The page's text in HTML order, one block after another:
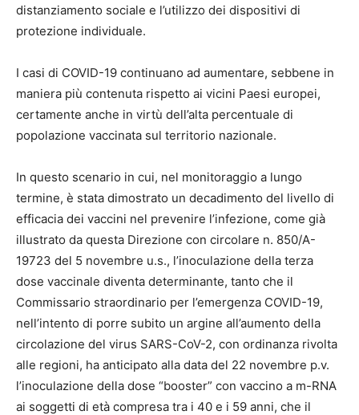
distanziamento sociale e l’utilizzo dei dispositivi di
protezione individuale.
I casi di COVID-19 continuano ad aumentare, sebbene in
maniera più contenuta rispetto ai vicini Paesi europei,
certamente anche in virtù dell’alta percentuale di
popolazione vaccinata sul territorio nazionale.
In questo scenario in cui, nel monitoraggio a lungo
termine, è stata dimostrato un decadimento del livello di
efficacia dei vaccini nel prevenire l’infezione, come già
illustrato da questa Direzione con circolare n. 850/A-
19723 del 5 novembre u.s., l’inoculazione della terza
dose vaccinale diventa determinante, tanto che il
Commissario straordinario per l’emergenza COVID-19,
nell’intento di porre subito un argine all’aumento della
circolazione del virus SARS-CoV-2, con ordinanza rivolta
alle regioni, ha anticipato alla data del 22 novembre p.v.
l’inoculazione della dose “booster” con vaccino a m-RNA
ai soggetti di età compresa tra i 40 e i 59 anni, che il